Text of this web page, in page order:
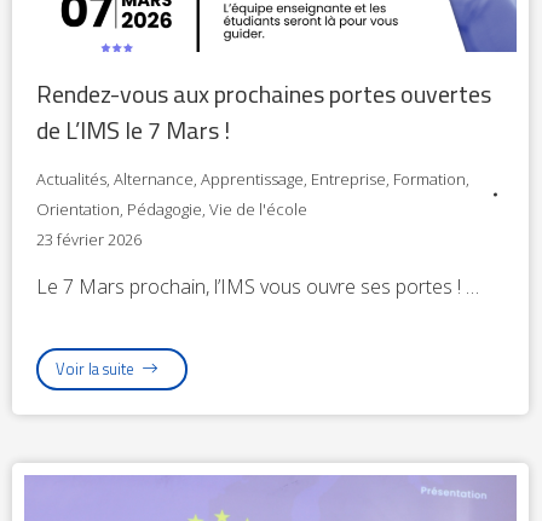
Rendez-vous aux prochaines portes ouvertes
de L’IMS le 7 Mars !
Actualités, Alternance, Apprentissage, Entreprise, Formation,
Orientation, Pédagogie, Vie de l'école
23 février 2026
Le 7 Mars prochain, l’IMS vous ouvre ses portes ! …
Voir la suite